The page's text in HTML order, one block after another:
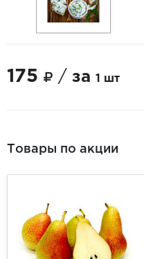
175 / за 1 шт
Товары по акции